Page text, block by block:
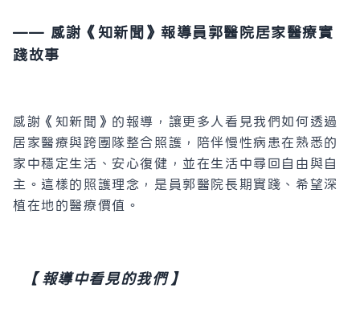
—— 感謝《知新聞》報導員郭醫院居家醫療實
踐故事
感謝《知新聞》的報導，讓更多人看見我們如何透過
居家醫療與跨團隊整合照護，陪伴慢性病患在熟悉的
家中穩定生活、安心復健，並在生活中尋回自由與自
主。這樣的照護理念，是員郭醫院長期實踐、希望深
植在地的醫療價值。
【報導中看見的我們】